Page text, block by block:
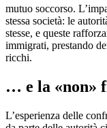
mutuo soccorso.
stessa società: le
stesse, e queste
immigrati, prestando
ricchi.
… e la «non»
L’esperienza delle